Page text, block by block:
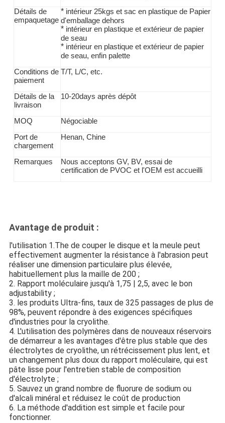
Détails de
empaquetage
*intérieur 25kgs et sac en plastique de Papier
d'emballage dehors
*intérieur en plastique et extérieur de papier
de seau
*intérieur en plastique et extérieur de papier
de seau, enfin palette
Conditions de
paiement
T/T, L/C, etc.
Détails dela
livraison
10-20days après dépôt
MOQ
Négociable
Port de
chargement
Henan, Chine
Remarques
Nous acceptons GV, BV, essai de
certification de PVOC et l'OEM est accueilli
Avantage de produit :
l'utilisation 1.The de couper le disque et la meule peut
effectivement augmenter la résistance à l'abrasion peut
réaliser une dimension particulaire plus élevée,
habituellement plus la maille de 200 ;
2. Rapport moléculaire jusqu'à 1,75 | 2,5, avec le bon
adjustability ;
3. les produits Ultra-fins, taux de 325 passages de plus de
98%, peuvent répondre à des exigences spécifiques
d'industries pour la cryolithe.
4. L'utilisation des polymères dans de nouveaux réservoirs
de démarreur a les avantages d'être plus stable que des
électrolytes de cryolithe, un rétrécissement plus lent, et
un changement plus doux du rapport moléculaire, qui est
pâte lisse pour l'entretien stable de composition
d'électrolyte ;
5. Sauvez un grand nombre de fluorure de sodium ou
d'alcali minéral et réduisez le coût de production
6. La méthode d'addition est simple et facile pour
fonctionner.